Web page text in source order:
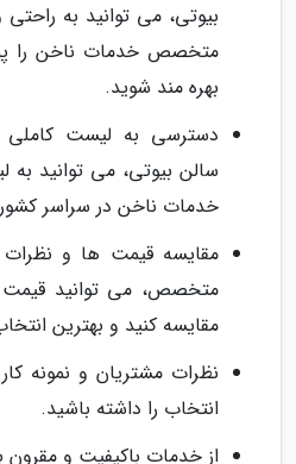
بیوتی، می توانید به
متخصص خدمات ناخن را
بهره مند شوید.
دسترسی به لیست کاملی
سالن بیوتی، می توانید
خدمات ناخن در سراسر
مقایسه قیمت ها و نظرات
متخصص، می توانید قیمت
مقایسه کنید و بهترین
نظرات مشتریان و نمونه
انتخاب را داشته باشید.
از خدمات باکیفیت و مقرون